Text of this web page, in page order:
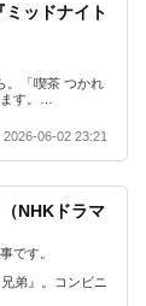
ミッドナイト
。「喫茶 つかれ
す。…
2026-06-02 23:21
NHKドラマ
です。
弟』。コンビニ